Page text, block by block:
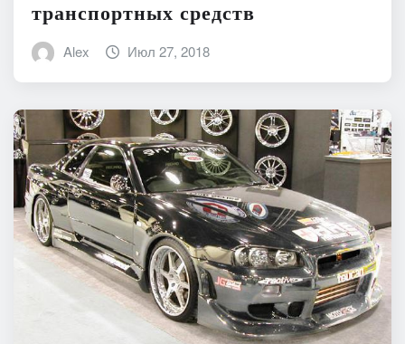
транспортных средств
Alex Июл 27, 2018